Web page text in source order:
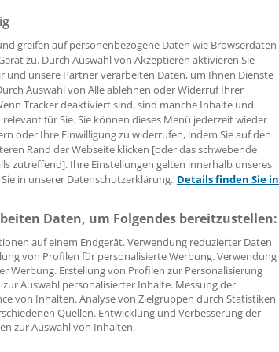
Leser,
lesen, sobald Sie sich eingeloggt haben.
Kostenlos registrieren »
Login:
und Infografiken
Tipps
Berichte und Kommentare
für den Zugang
greifen auf personenbezogene Daten wie Browserdaten
zu. Durch Auswahl von Akzeptieren aktivieren Sie
und unsere Partner verarbeiten Daten, um Ihnen Dienste
Auswahl von Alle ablehnen oder Widerruf Ihrer
Tracker deaktiviert sind, sind manche Inhalte und
für Sie. Sie können dieses Menü jederzeit wieder
oder Ihre Einwilligung zu widerrufen, indem Sie auf den
Rand der Webseite klicken [oder das schwebende
zutreffend]. Ihre Einstellungen gelten innerhalb unseres
in unserer Datenschutzerklärung. Details finden Sie in
Daten, um Folgendes bereitzustellen:
auf einem Endgerät. Verwendung reduzierter Daten
von Profilen für personalisierte Werbung. Verwendung
Werbung. Erstellung von Profilen zur Personalisierung
Auswahl personalisierter Inhalte. Messung der
von Inhalten. Analyse von Zielgruppen durch Statistiken
Quellen. Entwicklung und Verbesserung der
zur Auswahl von Inhalten.